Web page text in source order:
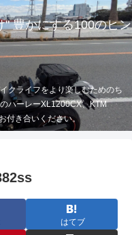
" 豊かにする100のヒン
クライフをより楽しむためのち
ハーレーXL1200CX、KTM
付き合いください。
はてブ